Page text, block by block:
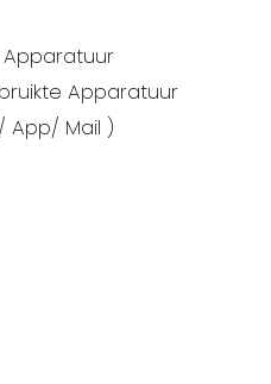
Apparatuur
App/ Mail )